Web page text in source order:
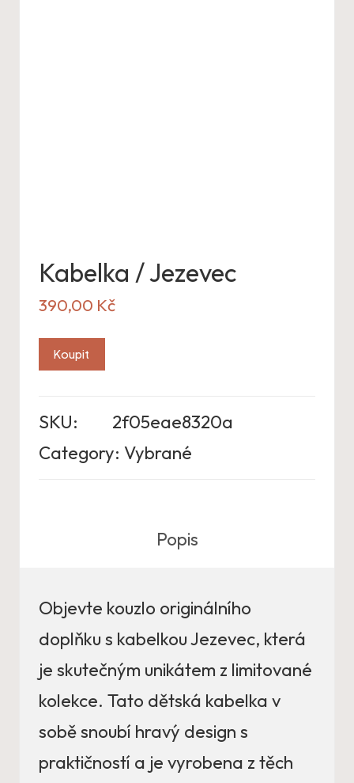
Kabelka / Jezevec
390,00 Kč
Koupit
SKU:
2f05eae8320a
Category: Vybrané
Popis
Objevte kouzlo originálního
doplňku s kabelkou Jezevec, která
je skutečným unikátem z limitované
kolekce. Tato dětská kabelka v
sobě snoubí hravý design s
praktičností a je vyrobena z těch